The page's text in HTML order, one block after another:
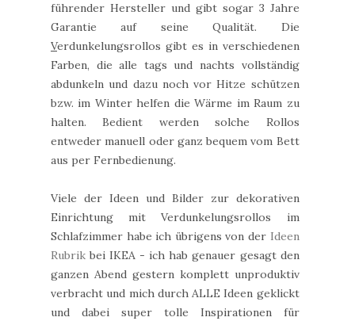
führender Hersteller und gibt sogar 3 Jahre
Garantie auf seine Qualität. Die
Verdunkelungsrollos gibt es in verschiedenen
Farben, die alle tags und nachts vollständig
abdunkeln und dazu noch vor Hitze schützen
bzw. im Winter helfen die Wärme im Raum zu
halten. Bedient werden solche Rollos
entweder manuell oder ganz bequem vom Bett
aus per Fernbedienung.
Viele der Ideen und Bilder zur dekorativen
Einrichtung mit Verdunkelungsrollos im
Schlafzimmer habe ich übrigens von der Ideen
Rubrik bei IKEA - ich hab genauer gesagt den
ganzen Abend gestern komplett unproduktiv
verbracht und mich durch ALLE Ideen geklickt
und dabei super tolle Inspirationen für